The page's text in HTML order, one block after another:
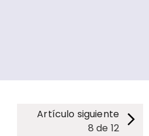
Artículo siguiente
8 de 12